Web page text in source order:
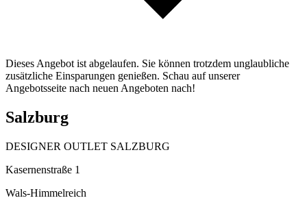
Dieses Angebot ist abgelaufen. Sie können trotzdem unglaubliche
zusätzliche Einsparungen genießen. Schau auf unserer
Angebotsseite nach neuen Angeboten nach!
Salzburg
DESIGNER OUTLET SALZBURG
Kasernenstraße 1
Wals-Himmelreich